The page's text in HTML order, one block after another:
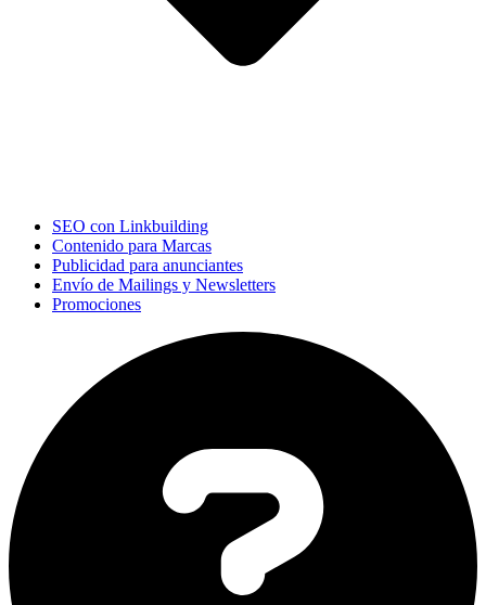
SEO con Linkbuilding
Contenido para Marcas
Publicidad para anunciantes
Envío de Mailings y Newsletters
Promociones